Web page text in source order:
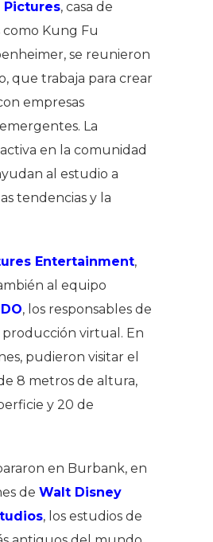
Pictures, casa de
Kung Fu
, se reunieron
que trabaja para crear
empresas
La
en la comunidad
al estudio a
tendencias y la
Entertainment,
al equipo
, los responsables de
producción virtual. En
pudieron visitar el
8 metros de altura,
y 20 de
en Burbank, en
de Walt Disney
, los estudios de